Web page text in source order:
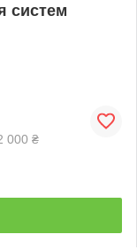
систем
000 ₴